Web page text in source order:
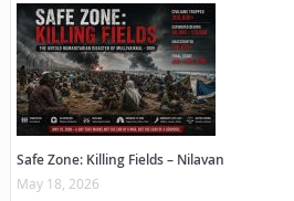
Safe Zone: Killing Fields – Nilavan
May 18, 2026